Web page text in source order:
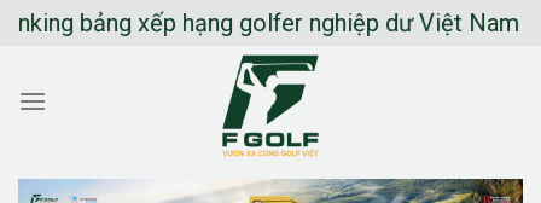
Chuyển
dung
bảng xếp hạng golfer nghiệp dư Việt Nam